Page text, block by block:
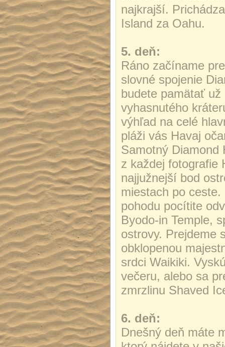
najkrajší.
Island za Oahu.
5. deň:
Ráno začíname
slovné spojenie
budete pamätať už
vyhasnutého
výhľad na celé
pláži vás Havaj
Samotný Diamond
z každej fotografie
najjužnejší bod
miestach po
pohodu pocítite
Byodo-in Temple,
ostrovy. Prejdeme
obklopenou
srdci Waikiki.
večeru, alebo sa
zmrzlinu Shaved
6. deň:
Dnešný deň máte